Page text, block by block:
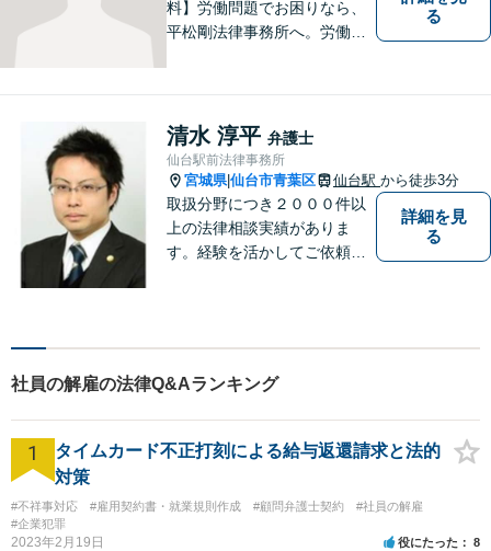
料】労働問題でお困りなら、
平松剛法律事務所へ。労働者
たる事件も、受任可能です。
お気軽にご相談ください。
る
清水 淳平 弁護士
仙台駅前法律事務所
宮城県|仙台市青葉区 仙台駅 から徒歩3分
取扱分野につき２０００件以
上の法律相談実績がありま
す。経験を活かしてご依頼者
詳細を見
る
社員の解雇の法律Q&Aランキング
1
タイムカード不正打刻による給与返還請求と法的
対策
#不祥事対応 #雇用契約書・就業規則作成 #顧問弁護士契約
#社員の解雇
#企業犯罪
2023年2月19日 役にたった 8